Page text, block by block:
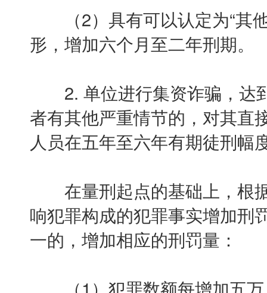
（2）具有可以认定为“其
形，增加六个月至二年刑期。
2. 单位进行集资诈骗，达
者有其他严重情节的，对其直
人员在五年至六年有期徒刑幅
在量刑起点的基础上，根
响犯罪构成的犯罪事实增加刑
一的，增加相应的刑罚量：
（1）犯罪数额每增加五万